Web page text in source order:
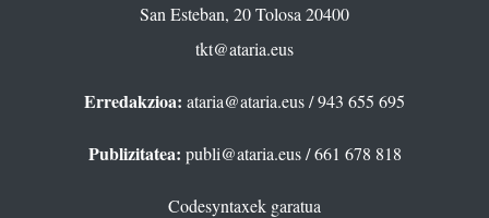
San Esteban, 20 Tolosa 20400
tkt@ataria.eus
Erredakzioa: ataria@ataria.eus/ 943 655 695
Publizitatea: publi@ataria.eus/ 661 678 818
Codesyntaxek garatua